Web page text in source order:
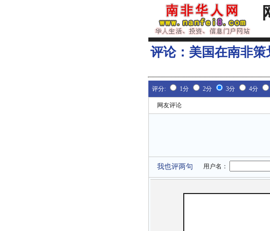
评论： 美国在南非策
评分: 1分 2分 3分 4分
网友评论
我也评两句 用户名：